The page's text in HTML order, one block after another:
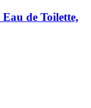
de Toilette,